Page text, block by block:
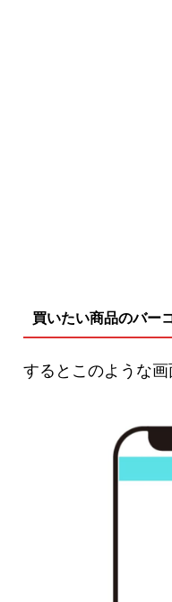
買いたい商品のバー
するとこのような画